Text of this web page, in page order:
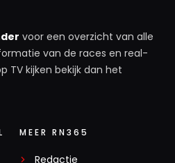
vind ik dus ook. Het gaat allemaal
voor een overzicht van alle
van de races en real-
TV kijken bekijk dan het
MEER RN365
Redactie